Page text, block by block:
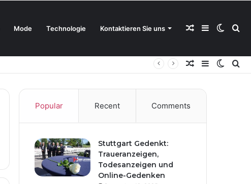
Mode Technologie Kontaktieren Sie uns Switch
Sidebar
Random
Switch
Sidebar
Random
Popular Recent Comments
Stuttgart Gedenkt:
Traueranzeigen,
Todesanzeigen und
Online-Gedenken